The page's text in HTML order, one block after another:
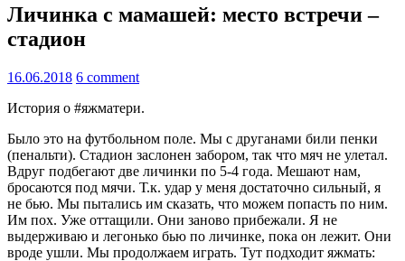
Личинка с мамашей: место встречи –
стадион
16.06.2018 6 comment
История о #яжматери.
Было это на футбольном поле. Мы с друганами били пенки
(пенальти). Стадион заслонен забором, так что мяч не улетал.
Вдруг подбегают две личинки по 5-4 года. Мешают нам,
бросаются под мячи. Т.к. удар у меня достаточно сильный, я
не бью. Мы пытались им сказать, что можем попасть по ним.
Им пох. Уже оттащили. Они заново прибежали. Я не
выдерживаю и легонько бью по личинке, пока он лежит. Они
вроде ушли. Мы продолжаем играть. Тут подходит яжмать: